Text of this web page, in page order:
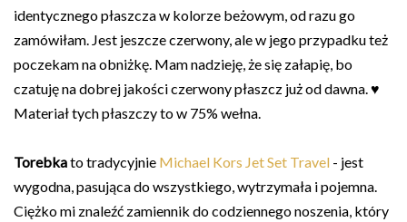
identycznego płaszcza w kolorze beżowym, od razu go
zamówiłam. Jest jeszcze czerwony, ale w jego przypadku też
poczekam na obniżkę. Mam nadzieję, że się załapię, bo
czatuję na dobrej jakości czerwony płaszcz już od dawna. ♥
Materiał tych płaszczy to w 75% wełna.
Torebkato tradycyjnie Michael Kors Jet Set Travel - jest
wygodna, pasująca do wszystkiego, wytrzymała i pojemna.
Ciężko mi znaleźć zamiennik do codziennego noszenia, który